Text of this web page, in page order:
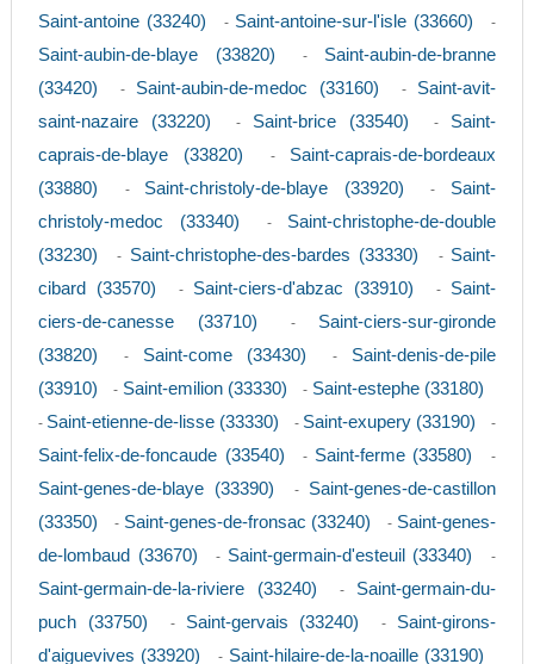
Saint-antoine (33240) - Saint-antoine-sur-l'isle (33660) -
Saint-aubin-de-blaye (33820) - Saint-aubin-de-branne
(33420)
- Saint-aubin-de-medoc (33160) - Saint-avit-
saint-nazaire (33220)
- Saint-brice (33540) - Saint-
caprais-de-blaye (33820)
- Saint-caprais-de-bordeaux
(33880)
- Saint-christoly-de-blaye (33920) - Saint-
christoly-medoc (33340)
- Saint-christophe-de-double
(33230)
- Saint-christophe-des-bardes (33330) - Saint-
cibard (33570)
- Saint-ciers-d'abzac (33910) - Saint-
ciers-de-canesse (33710)
- Saint-ciers-sur-gironde
(33820)
- Saint-come (33430) - Saint-denis-de-pile
(33910)
- Saint-emilion (33330) - Saint-estephe (33180)
- Saint-etienne-de-lisse (33330) - Saint-exupery (33190) -
Saint-felix-de-foncaude (33540) - Saint-ferme (33580) -
Saint-genes-de-blaye (33390) - Saint-genes-de-castillon
(33350)
- Saint-genes-de-fronsac (33240) - Saint-genes-
de-lombaud (33670)
- Saint-germain-d'esteuil (33340) -
Saint-germain-de-la-riviere (33240) - Saint-germain-du-
puch (33750)
- Saint-gervais (33240) - Saint-girons-
d'aiguevives (33920)
- Saint-hilaire-de-la-noaille (33190)